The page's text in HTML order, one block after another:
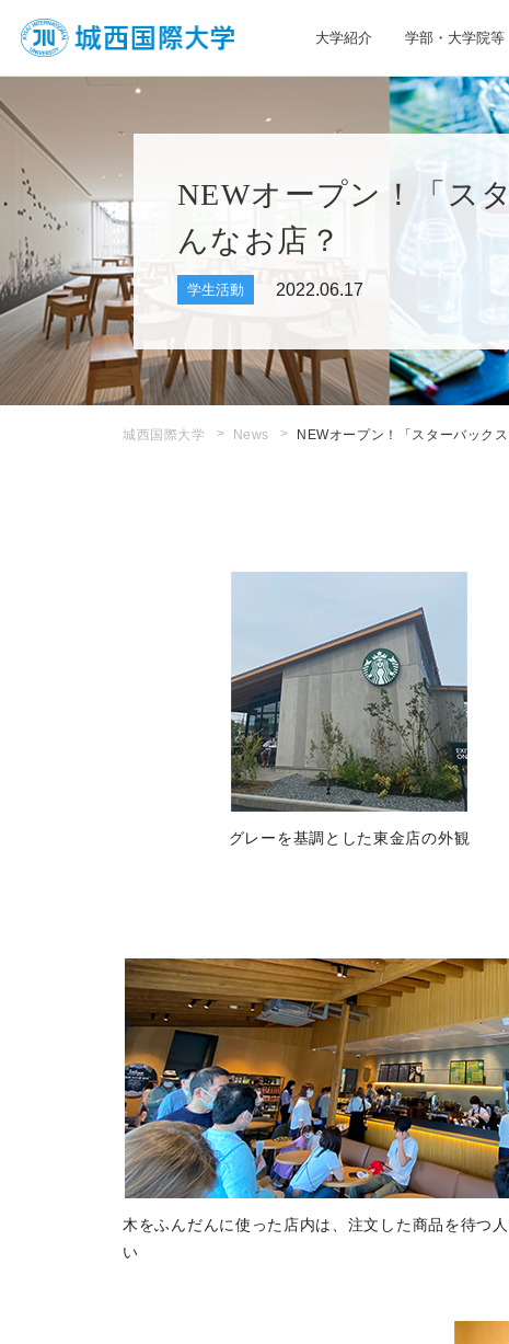
大学紹介 学部・大学院等
NEWオープン！「ス
んなお店？
学生活動 2022.06.17
城西国際大学 News NEWオープン！「スターバック
グレーを基調とした東金店の外観
木をふんだんに使った店内は、注文した商品を待つ
い